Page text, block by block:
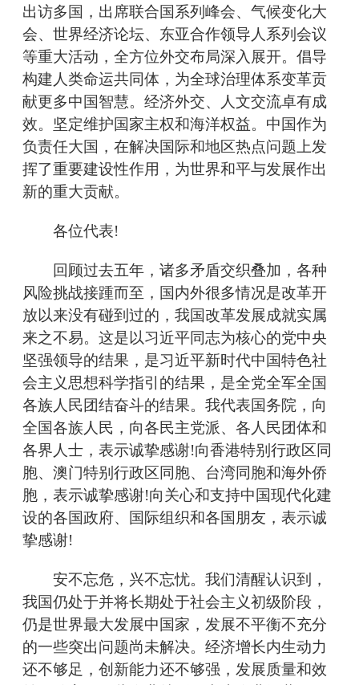
出访多国，出席联合国系列峰会、气候变化大
会、世界经济论坛、东亚合作领导人系列会议
等重大活动，全方位外交布局深入展开。倡导
构建人类命运共同体，为全球治理体系变革贡
献更多中国智慧。经济外交、人文交流卓有成
效。坚定维护国家主权和海洋权益。中国作为
负责任大国，在解决国际和地区热点问题上发
挥了重要建设性作用，为世界和平与发展作出
新的重大贡献。
各位代表!
回顾过去五年，诸多矛盾交织叠加，各种
风险挑战接踵而至，国内外很多情况是改革开
放以来没有碰到过的，我国改革发展成就实属
来之不易。这是以习近平同志为核心的党中央
坚强领导的结果，是习近平新时代中国特色社
会主义思想科学指引的结果，是全党全军全国
各族人民团结奋斗的结果。我代表国务院，向
全国各族人民，向各民主党派、各人民团体和
各界人士，表示诚挚感谢!向香港特别行政区同
胞、澳门特别行政区同胞、台湾同胞和海外侨
胞，表示诚挚感谢!向关心和支持中国现代化建
设的各国政府、国际组织和各国朋友，表示诚
挚感谢!
安不忘危，兴不忘忧。我们清醒认识到，
我国仍处于并将长期处于社会主义初级阶段，
仍是世界最大发展中国家，发展不平衡不充分
的一些突出问题尚未解决。经济增长内生动力
还不够足，创新能力还不够强，发展质量和效